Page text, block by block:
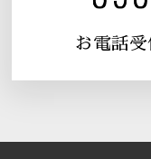
お電話